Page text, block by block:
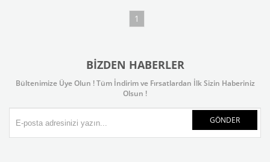
1
BIZDEN HABERLER
Bültenimize Üye Olun ! Tüm İndirim ve Fırsatlardan İlk Sizin Haberiniz
Olsun !
GÖNDER